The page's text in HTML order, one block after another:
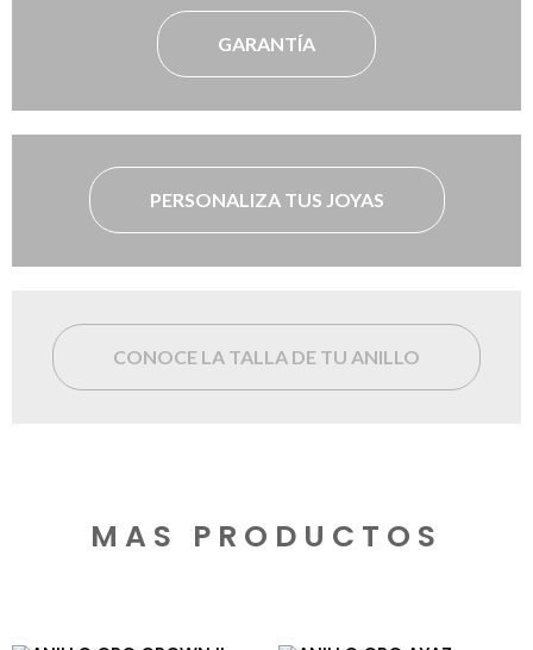
GARANTÍA
PERSONALIZA TUS JOYAS
CONOCE LA TALLA DE TU ANILLO
MAS PRODUCTOS